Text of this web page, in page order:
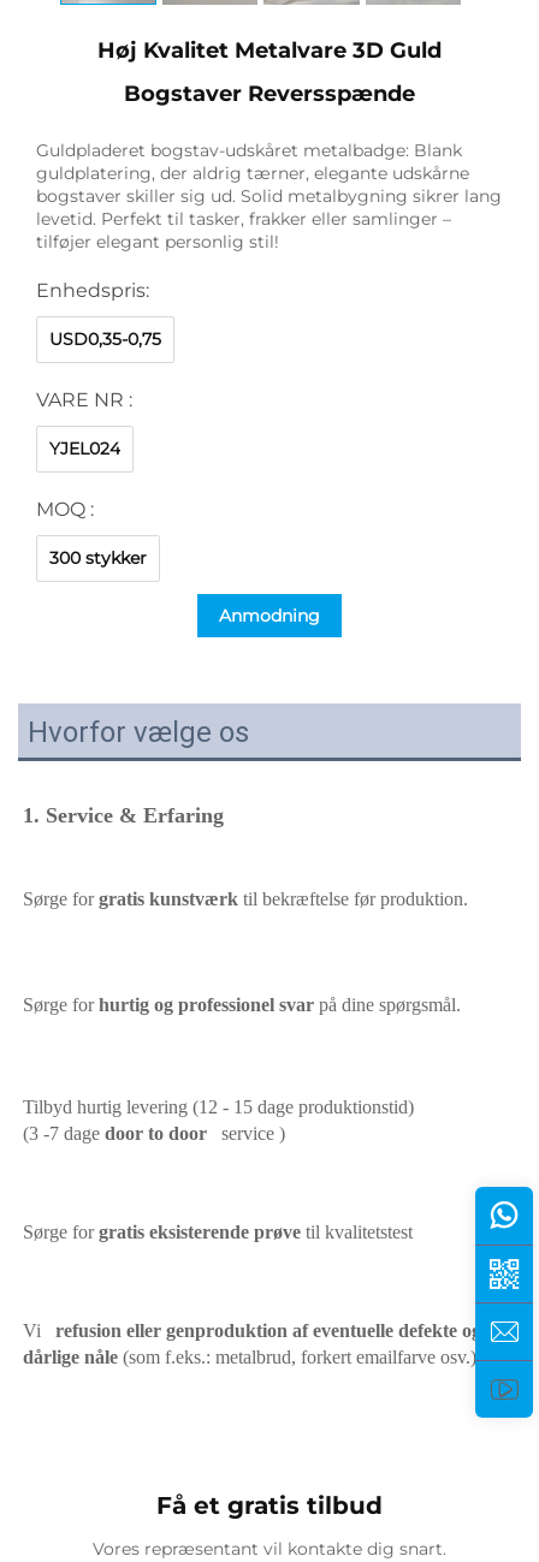
Høj Kvalitet Metalvare 3D Guld
Bogstaver Reversspænde
Guldpladeret bogstav-udskåret metalbadge: Blank
guldplatering, der aldrig tærner, elegante udskårne
bogstaver skiller sig ud. Solid metalbygning sikrer lang
levetid. Perfekt til tasker, frakker eller samlinger –
tilføjer elegant personlig stil!
Enhedspris:
USD0,35-0,75
VARE NR :
YJEL024
MOQ :
300 stykker
Anmodning
Hvorfor vælge os
1. Service & Erfaring
Sørge for gratis kunstværk til bekræftelse før produktion.
Sørge for hurtig og professionel svar på dine spørgsmål.
Tilbyd hurtig levering (12 - 15 dage produktionstid)
(3 -7 dage door to door service )
Sørge for gratis eksisterende prøve til kvalitetstest
Vi refusion eller genproduktion af eventuelle defekte og
dårlige nåle (som f.eks.: metalbrud, forkert emailfarve osv.)
Få et gratis tilbud
Vores repræsentant vil kontakte dig snart.